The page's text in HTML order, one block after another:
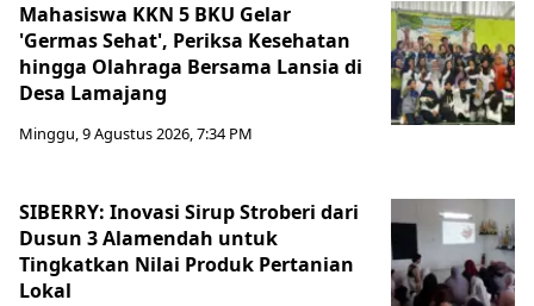
Mahasiswa KKN 5 BKU Gelar
'Germas Sehat', Periksa Kesehatan
hingga Olahraga Bersama Lansia di
Desa Lamajang
Minggu, 9 Agustus 2026, 7:34 PM
SIBERRY: Inovasi Sirup Stroberi dari
Dusun 3 Alamendah untuk
Tingkatkan Nilai Produk Pertanian
Lokal